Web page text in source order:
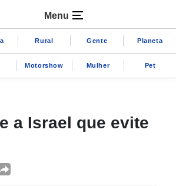
Menu
Rural Gente Planeta
Motorshow Mulher Pet
a Israel que evite